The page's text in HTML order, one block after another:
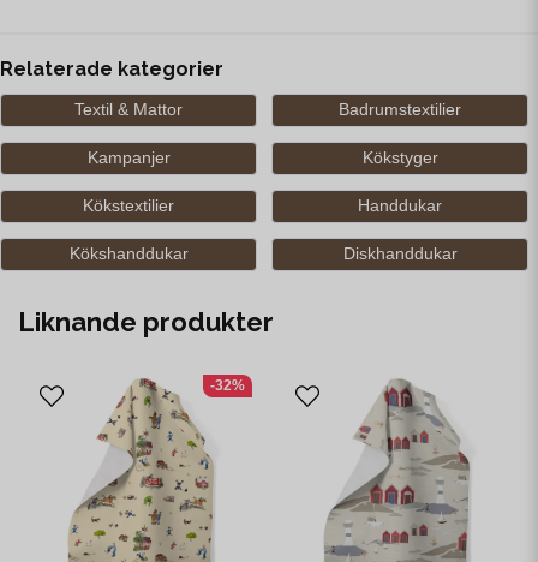
Relaterade kategorier
Textil & Mattor Badrumstextilier
Kampanjer Kökstyger
Kökstextilier Handdukar
Kökshanddukar Diskhanddukar
Liknande produkter
-32%